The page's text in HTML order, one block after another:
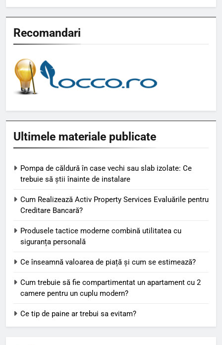
Recomandari
Ultimele materiale publicate
Pompa de căldură în case vechi sau slab izolate: Ce
trebuie să știi înainte de instalare
Cum Realizează Activ Property Services Evaluările pentru
Creditare Bancară?
Produsele tactice moderne combină utilitatea cu
siguranța personală
Ce înseamnă valoarea de piață și cum se estimează?
Cum trebuie să fie compartimentat un apartament cu 2
camere pentru un cuplu modern?
Ce tip de paine ar trebui sa evitam?